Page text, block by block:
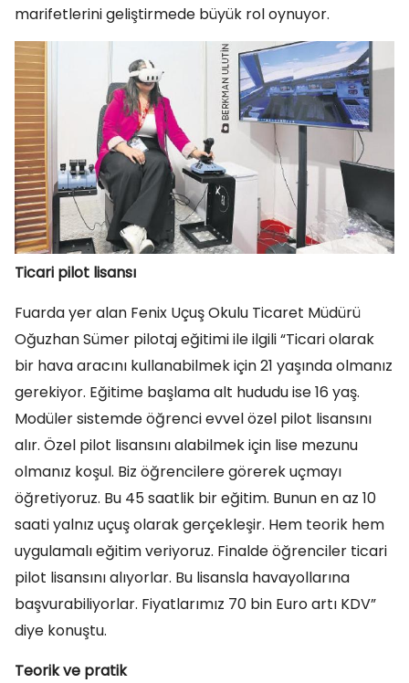
marifetlerini geliştirmede büyük rol oynuyor.
Ticari pilot lisansı
Fuarda yer alan Fenix Uçuş Okulu Ticaret Müdürü
Oğuzhan Sümer pilotaj eğitimi ile ilgili “Ticari olarak
bir hava aracını kullanabilmek için 21 yaşında olmanız
gerekiyor. Eğitime başlama alt hududu ise 16 yaş.
Modüler sistemde öğrenci evvel özel pilot lisansını
alır. Özel pilot lisansını alabilmek için lise mezunu
olmanız koşul. Biz öğrencilere görerek uçmayı
öğretiyoruz. Bu 45 saatlik bir eğitim. Bunun en az 10
saati yalnız uçuş olarak gerçekleşir. Hem teorik hem
uygulamalı eğitim veriyoruz. Finalde öğrenciler ticari
pilot lisansını alıyorlar. Bu lisansla havayollarına
başvurabiliyorlar. Fiyatlarımız 70 bin Euro artı KDV”
diye konuştu.
Teorik ve pratik